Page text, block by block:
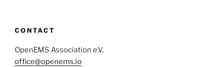
CONTACT
OpenEMS Association e.V.
office@openems.io